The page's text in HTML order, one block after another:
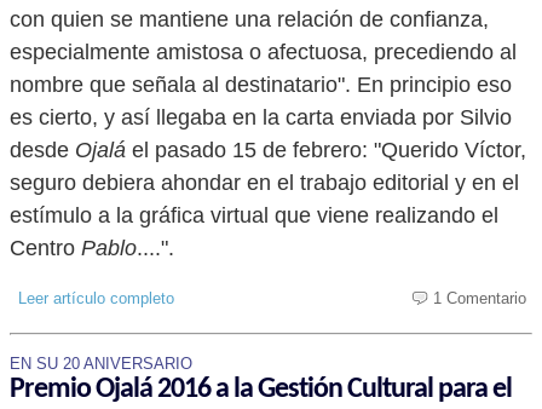
con quien se mantiene una relación de confianza,
especialmente amistosa o afectuosa, precediendo al
nombre que señala al destinatario". En principio eso
es cierto, y así llegaba en la carta enviada por Silvio
desde Ojalá el pasado 15 de febrero: "Querido Víctor,
seguro debiera ahondar en el trabajo editorial y en el
estímulo a la gráfica virtual que viene realizando el
Centro Pablo....".
Leer artículo completo 1 Comentario
EN SU 20 ANIVERSARIO
Premio Ojalá 2016 a la Gestión Cultural para el